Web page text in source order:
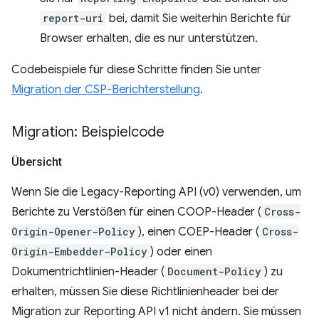
report-uri bei, damit Sie weiterhin Berichte für
Browser erhalten, die es nur unterstützen.
Codebeispiele für diese Schritte finden Sie unter
Migration der CSP-Berichterstellung.
Migration: Beispielcode
Übersicht
Wenn Sie die Legacy-Reporting API (v0) verwenden, um
Berichte zu Verstößen für einen COOP-Header ( Cross-
Origin-Opener-Policy ), einen COEP-Header ( Cross-
Origin-Embedder-Policy ) oder einen
Dokumentrichtlinien-Header ( Document-Policy ) zu
erhalten, müssen Sie diese Richtlinienheader bei der
Migration zur Reporting API v1 nicht ändern. Sie müssen